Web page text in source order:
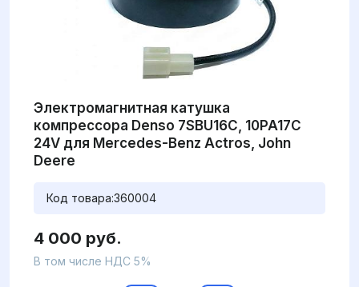
Электромагнитная катушка
компрессора Denso 7SBU16C, 10PA17C
24V для Mercedes-Benz Actros, John
Deere
Код товара:360004
4 000 руб.
В том числе НДС 5%